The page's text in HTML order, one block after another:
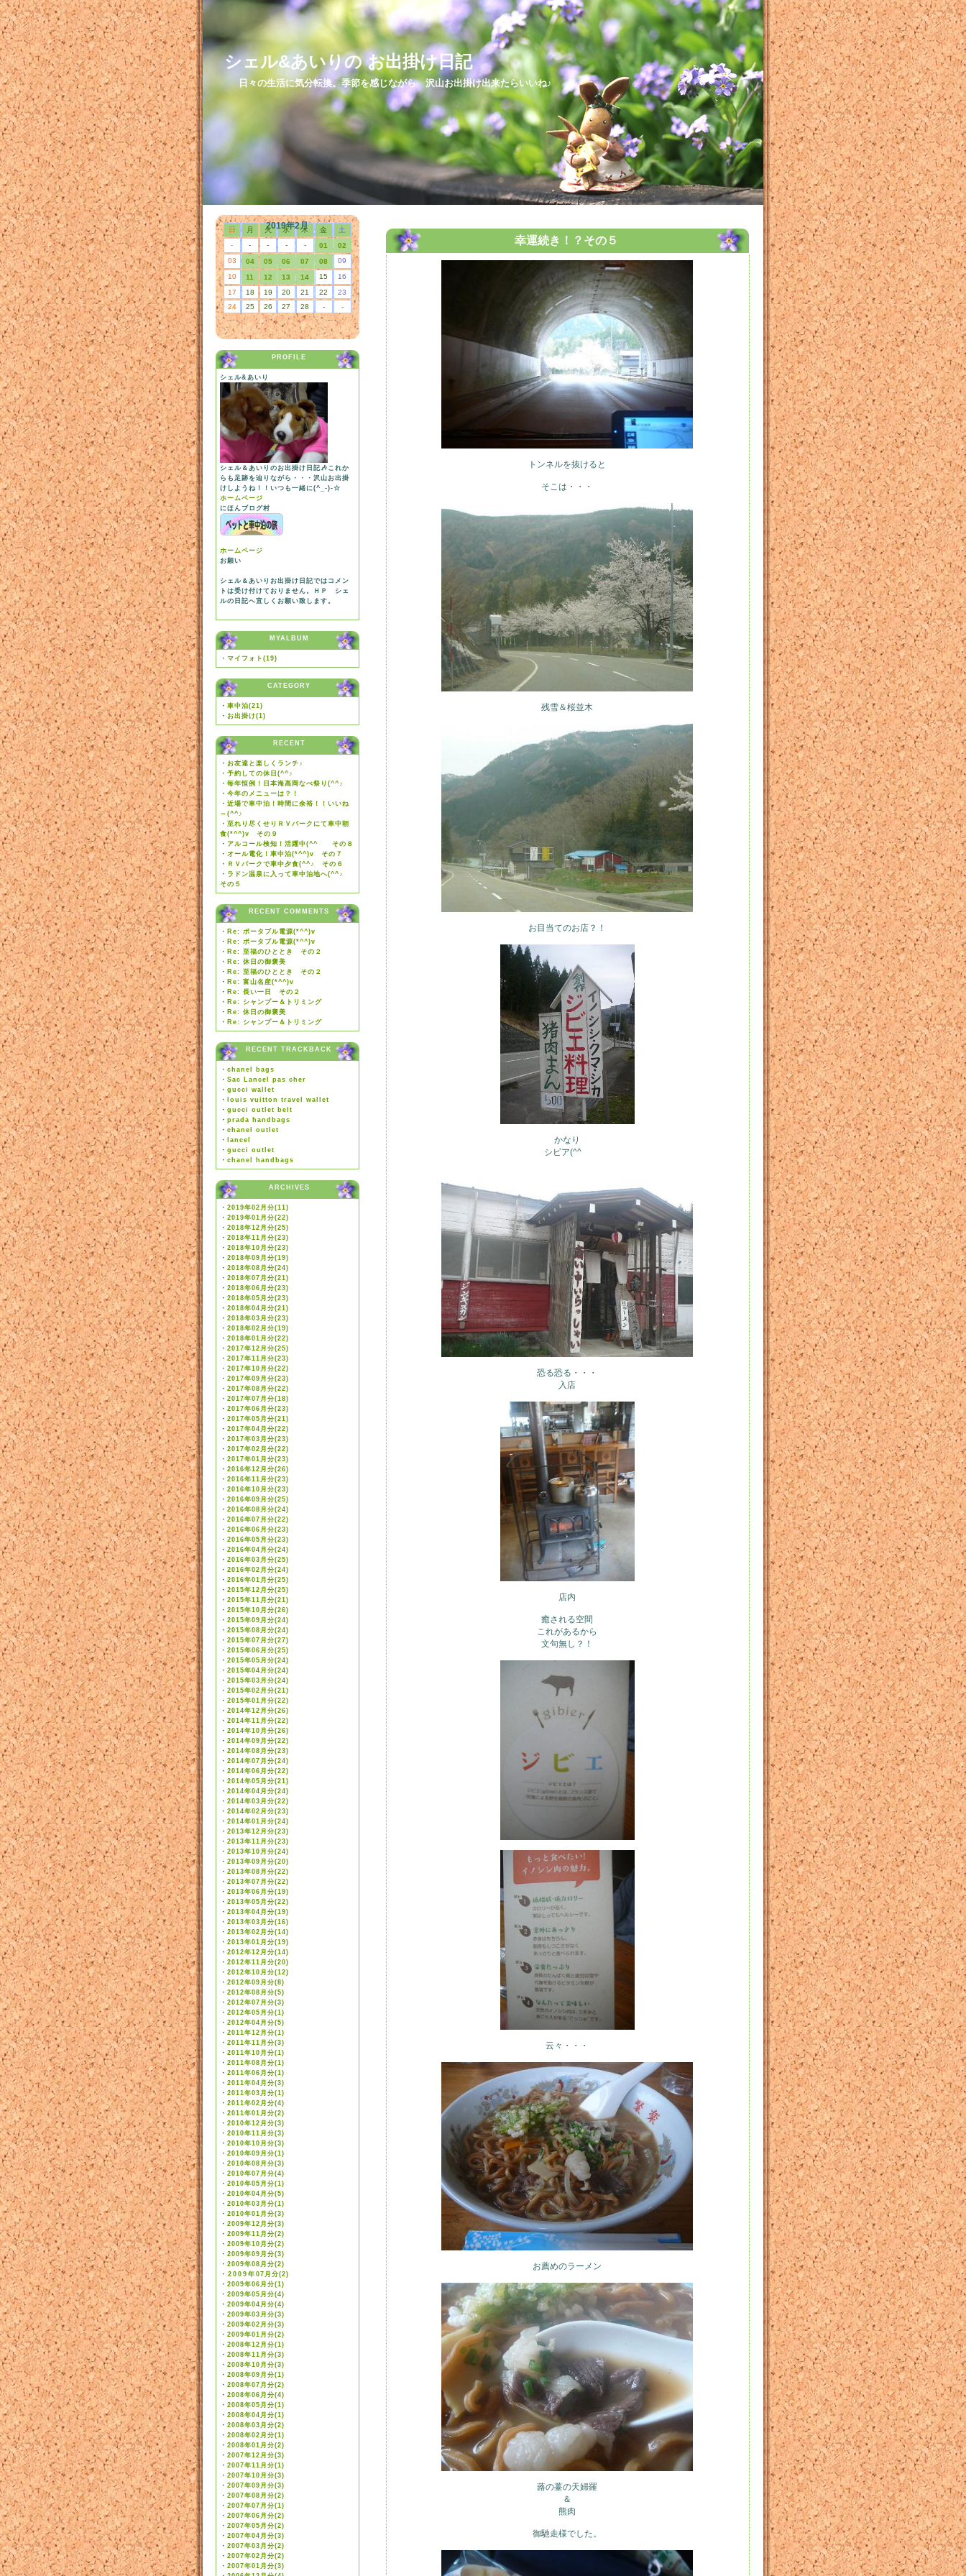
シェル&あいりの お出掛け日記
日々の生活に気分転換。季節を感じながら 沢山お出掛け出来たらいいね♪
2019年2月
日 月 火 水 木 金
土
-
- - - - 01
02
03
04 05 06 07 08
09
10
11 12 13 14 15
16
17
18 19 20 21 22
23
24
25 26 27 28 - -
PROFILE
シェル&あいり
シェル＆あいりのお出掛け日記🎶これか
らも足跡を辿りながら・・・沢山お出掛
けしようね！！いつも一緒に(^_-)-☆
ホームページ
にほんブログ村
ホームページ
お願い
シェル＆あいりお出掛け日記ではコメン
トは受け付けておりません。ＨＰ シェ
ルの日記へ宜しくお願い致します。
MYALBUM
・ マイフォト(19)
CATEGORY
・ 車中泊(21)
・ お出掛け(1)
RECENT
・ お友達と楽しくランチ♪
・ 予約しての休日(^^♪
・ 毎年恒例！日本海高岡なべ祭り(^^♪
・ 今年のメニューは？！
・ 近場で車中泊！時間に余裕！！いいね
～(^^♪
・ 至れり尽くせりＲＶパークにて車中朝
食(*^^)v その９
・ アルコール検知！活躍中(^^ゞ その８
・ オール電化！車中泊(*^^)v その７
・ ＲＶパークで車中夕食(^^♪ その６
・ ラドン温泉に入って車中泊地へ(^^♪
その５
RECENT COMMENTS
・ Re: ポータブル電源(*^^)v
・ Re: ポータブル電源(*^^)v
・ Re: 至福のひととき その２
・ Re: 休日の御褒美
・ Re: 至福のひととき その２
・ Re: 富山名産(*^^)v
・ Re: 長い一日 その２
・ Re: シャンプー＆トリミング
・ Re: 休日の御褒美
・ Re: シャンプー＆トリミング
RECENT TRACKBACK
・ chanel bags
・ Sac Lancel pas cher
・ gucci wallet
・
louis vuitton travel wallet
・ gucci outlet belt
・ prada handbags
・ chanel outlet
・
lancel
・ gucci outlet
・ chanel handbags
ARCHIVES
・ 2019年02月分(11)
・ 2019年01月分(22)
・ 2018年12月分(25)
・ 2018年11月分(23)
・ 2018年10月分(23)
・ 2018年09月分(19)
・ 2018年08月分(24)
・ 2018年07月分(21)
・ 2018年06月分(23)
・ 2018年05月分(23)
・ 2018年04月分(21)
・ 2018年03月分(23)
・ 2018年02月分(19)
・ 2018年01月分(22)
・ 2017年12月分(25)
・ 2017年11月分(23)
・ 2017年10月分(22)
・ 2017年09月分(23)
・ 2017年08月分(22)
・ 2017年07月分(18)
・ 2017年06月分(23)
・ 2017年05月分(21)
・ 2017年04月分(22)
・ 2017年03月分(23)
・ 2017年02月分(22)
・ 2017年01月分(23)
・ 2016年12月分(26)
・ 2016年11月分(23)
・ 2016年10月分(23)
・ 2016年09月分(25)
・ 2016年08月分(24)
・ 2016年07月分(22)
・ 2016年06月分(23)
・ 2016年05月分(23)
・ 2016年04月分(24)
・ 2016年03月分(25)
・ 2016年02月分(24)
・ 2016年01月分(25)
・ 2015年12月分(25)
・ 2015年11月分(21)
・ 2015年10月分(26)
・ 2015年09月分(24)
・ 2015年08月分(24)
・ 2015年07月分(27)
・ 2015年06月分(25)
・ 2015年05月分(24)
・ 2015年04月分(24)
・ 2015年03月分(24)
・ 2015年02月分(21)
・ 2015年01月分(22)
・ 2014年12月分(26)
・ 2014年11月分(22)
・ 2014年10月分(26)
・ 2014年09月分(22)
・ 2014年08月分(23)
・ 2014年07月分(24)
・ 2014年06月分(22)
・ 2014年05月分(21)
・ 2014年04月分(24)
・ 2014年03月分(22)
・ 2014年02月分(23)
・ 2014年01月分(24)
・ 2013年12月分(23)
・ 2013年11月分(23)
・ 2013年10月分(24)
・ 2013年09月分(20)
・ 2013年08月分(22)
・ 2013年07月分(22)
・ 2013年06月分(19)
・ 2013年05月分(22)
・ 2013年04月分(19)
・ 2013年03月分(16)
・ 2013年02月分(14)
・ 2013年01月分(19)
・ 2012年12月分(14)
・ 2012年11月分(20)
・ 2012年10月分(12)
・ 2012年09月分(8)
・ 2012年08月分(5)
・ 2012年07月分(3)
・ 2012年05月分(1)
・ 2012年04月分(5)
・ 2011年12月分(1)
・ 2011年11月分(3)
・ 2011年10月分(1)
・ 2011年08月分(1)
・ 2011年06月分(1)
・ 2011年04月分(3)
・ 2011年03月分(1)
・ 2011年02月分(4)
・ 2011年01月分(2)
・ 2010年12月分(3)
・ 2010年11月分(3)
・ 2010年10月分(3)
・ 2010年09月分(1)
・ 2010年08月分(3)
・ 2010年07月分(4)
・ 2010年05月分(1)
・ 2010年04月分(5)
・ 2010年03月分(1)
・ 2010年01月分(3)
・ 2009年12月分(3)
・ 2009年11月分(2)
・ 2009年10月分(2)
・ 2009年09月分(3)
・ 2009年08月分(2)
・ 2009年07月分(2)
・ 2009年06月分(1)
・ 2009年05月分(4)
・ 2009年04月分(4)
・ 2009年03月分(3)
・ 2009年02月分(3)
・ 2009年01月分(2)
・ 2008年12月分(1)
・ 2008年11月分(3)
・ 2008年10月分(3)
・ 2008年09月分(1)
・ 2008年07月分(2)
・ 2008年06月分(4)
・ 2008年05月分(1)
・ 2008年04月分(1)
・ 2008年03月分(2)
・ 2008年02月分(1)
・ 2008年01月分(2)
・ 2007年12月分(3)
・ 2007年11月分(1)
・ 2007年10月分(3)
・ 2007年09月分(3)
・ 2007年08月分(2)
・ 2007年07月分(1)
・ 2007年06月分(2)
・ 2007年05月分(2)
・ 2007年04月分(3)
・ 2007年03月分(2)
・ 2007年02月分(2)
・ 2007年01月分(3)
幸運続き！？その５
トンネルを抜けると
そこは・・・
残雪＆桜並木
お目当てのお店？！
かなり
シビア(^^ゞ
恐る恐る・・・
入店
店内
癒される空間
これがあるから
文句無し？！
云々・・・
お薦めのラーメン
蕗の薹の天婦羅
＆
熊肉
御馳走様でした。